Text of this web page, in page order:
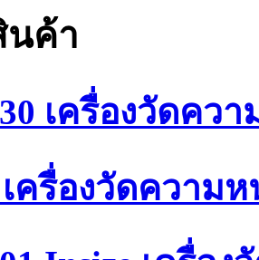
นค้า
เครื่องวัดคว
ครื่องวัดความห